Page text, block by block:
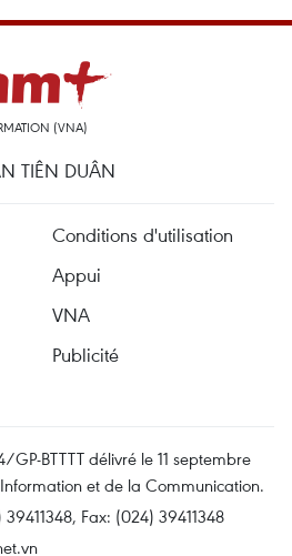
(VNA)
TIÊN DUÂN
Conditions d'utilisation
Appui
VNA
Publicité
GP-BTTTT délivré le 11 septembre
et de la Communication.
Fax: (024) 39411348